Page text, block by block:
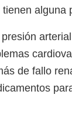
alguna
de fallo